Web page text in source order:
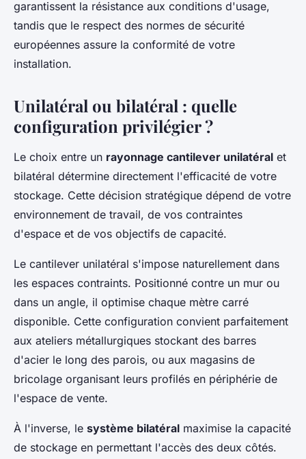
garantissent la résistance aux conditions d'usage,
tandis que le respect des normes de sécurité
européennes assure la conformité de votre
installation.
Unilatéral ou bilatéral : quelle
configuration privilégier ?
Le choix entre un rayonnage cantilever unilatéral et
bilatéral détermine directement l'efficacité de votre
stockage. Cette décision stratégique dépend de votre
environnement de travail, de vos contraintes
d'espace et de vos objectifs de capacité.
Le cantilever unilatéral s'impose naturellement dans
les espaces contraints. Positionné contre un mur ou
dans un angle, il optimise chaque mètre carré
disponible. Cette configuration convient parfaitement
aux ateliers métallurgiques stockant des barres
d'acier le long des parois, ou aux magasins de
bricolage organisant leurs profilés en périphérie de
l'espace de vente.
À l'inverse, le système bilatéral maximise la capacité
de stockage en permettant l'accès des deux côtés.